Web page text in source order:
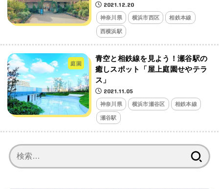
2021.12.20
神奈川県 横浜市西区 相鉄本線
西横浜駅
庭園
青空と相鉄線を見よう！瀬谷駅の
癒しスポット「屋上庭園せやテラ
ス」
2021.11.05
神奈川県 横浜市瀬谷区 相鉄本線
瀬谷駅
索: